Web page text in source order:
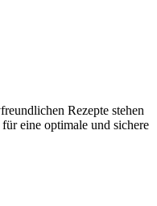
Rezepte stehen
eine optimale und sichere